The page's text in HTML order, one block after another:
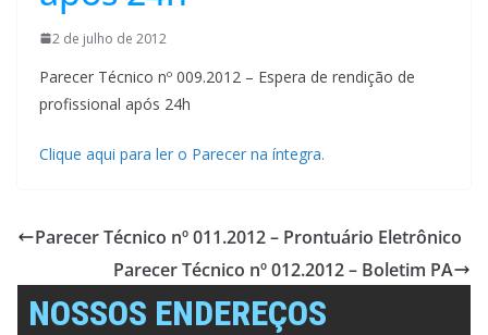
2 de julho de 2012
Parecer Técnico nº 009.2012 – Espera de rendição de
profissional após 24h
Clique aqui para ler o Parecer na íntegra.
Parecer Técnico nº 011.2012 – Prontuário Eletrônico
Parecer Técnico nº 012.2012 – Boletim PA
NOSSOS ENDEREÇOS